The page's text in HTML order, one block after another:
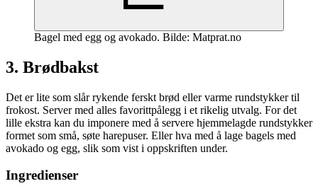
Bagel med egg og avokado. Bilde: Matprat.no
3. Brødbakst
Det er lite som slår rykende ferskt brød eller varme rundstykker til
frokost. Server med alles favorittpålegg i et rikelig utvalg. For det
lille ekstra kan du imponere med å servere hjemmelagde rundstykker
formet som små, søte harepuser. Eller hva med å lage bagels med
avokado og egg, slik som vist i oppskriften under.
Ingredienser